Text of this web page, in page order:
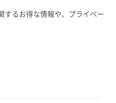
るお得な情報や、 プライベー